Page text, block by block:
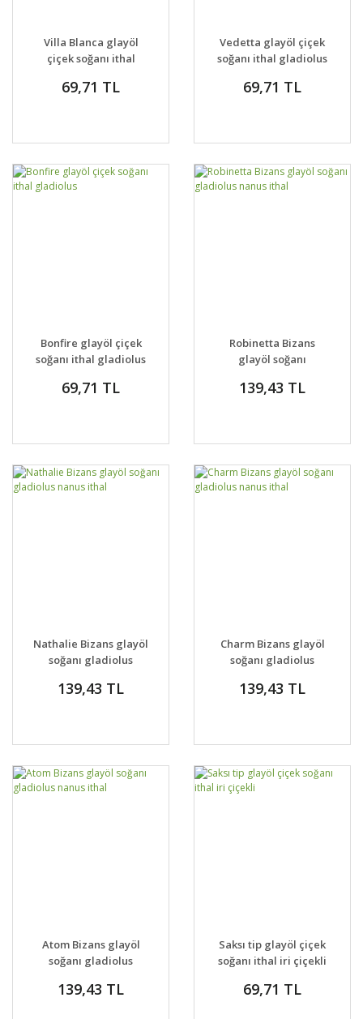
Villa Blanca glayöl
çiçek soğanı ithal
69,71 TL
Vedetta glayöl çiçek
soğanı ithal gladiolus
69,71 TL
Bonfire glayöl çiçek
soğanı ithal gladiolus
69,71 TL
Robinetta Bizans
glayöl soğanı
139,43 TL
Nathalie Bizans glayöl
soğanı gladiolus
139,43 TL
Charm Bizans glayöl
soğanı gladiolus
139,43 TL
Atom Bizans glayöl
soğanı gladiolus
139,43 TL
Saksı tip glayöl çiçek
soğanı ithal iri çiçekli
69,71 TL